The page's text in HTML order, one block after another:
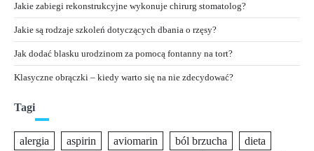
Jakie zabiegi rekonstrukcyjne wykonuje chirurg stomatolog?
Jakie są rodzaje szkoleń dotyczących dbania o rzęsy?
Jak dodać blasku urodzinom za pomocą fontanny na tort?
Klasyczne obrączki – kiedy warto się na nie zdecydować?
Tagi
alergia aspirin aviomarin ból brzucha
dieta